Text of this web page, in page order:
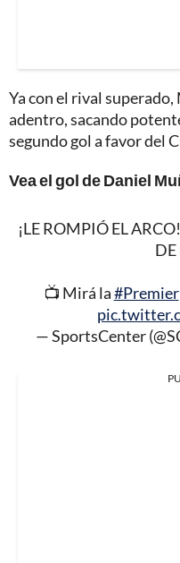
Ya con el rival
adentro, sacando
segundo gol a favor del
Vea el gol de Daniel
¡LE ROMPIÓ EL
📺 Mirá la#Premier
— SportsCenter